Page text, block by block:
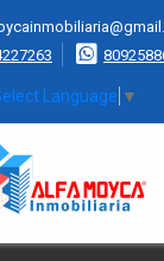
Language ▼